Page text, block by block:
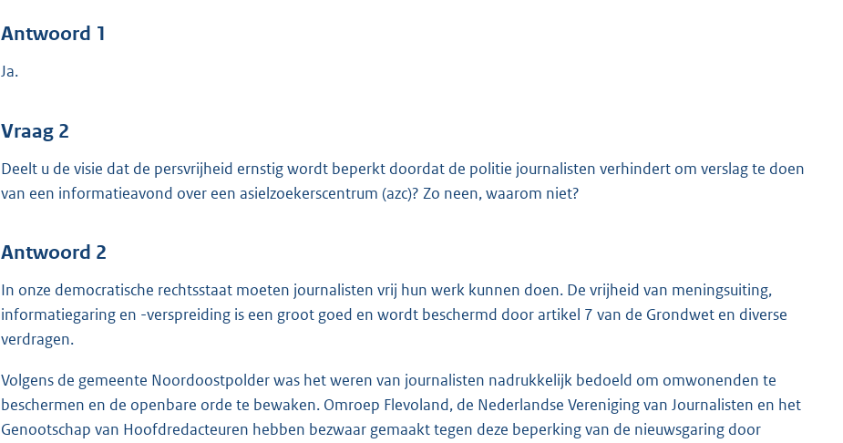
Antwoord 1
Ja.
Vraag 2
Deelt u de visie dat de persvrijheid ernstig wordt beperkt doordat de politie journalisten verhindert om verslag te doen
van een informatieavond over een asielzoekerscentrum (azc)? Zo neen, waarom niet?
Antwoord 2
In onze democratische rechtsstaat moeten journalisten vrij hun werk kunnen doen. De vrijheid van meningsuiting,
informatiegaring en -verspreiding is een groot goed en wordt beschermd door artikel 7 van de Grondwet en diverse
verdragen.
Volgens de gemeente Noordoostpolder was het weren van journalisten nadrukkelijk bedoeld om omwonenden te
beschermen en de openbare orde te bewaken. Omroep Flevoland, de Nederlandse Vereniging van Journalisten en het
Genootschap van Hoofdredacteuren hebben bezwaar gemaakt tegen deze beperking van de nieuwsgaring door